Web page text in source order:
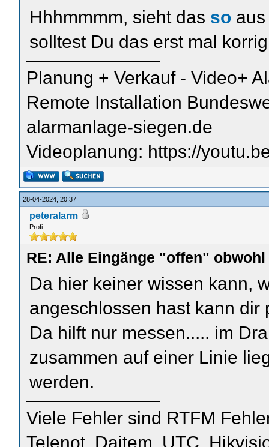
Hhhmmmm, sieht das so
solltest Du das erst mal
Planung + Verkauf - Video+
Remote Installation
alarmanlage-siegen.de
Videoplanung: https://
28-04-2024, 20:37
peteralarm
Profi
RE: Alle Eingänge "offen"
Da hier keiner wissen kann,
angeschlossen hast kann
Da hilft nur messen..... im
zusammen auf einer Linie
werden.
Viele Fehler sind RTFM
Telenot, Daitem, UTC,